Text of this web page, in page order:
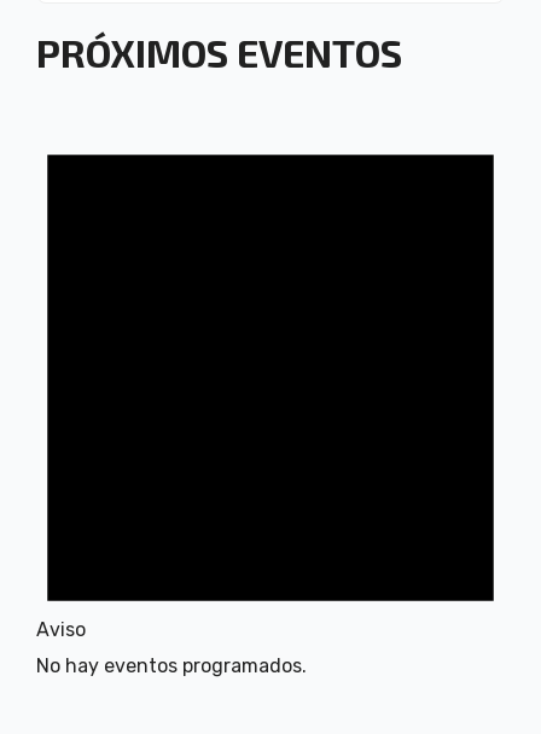
PRÓXIMOS EVENTOS
Aviso
No hay eventos programados.